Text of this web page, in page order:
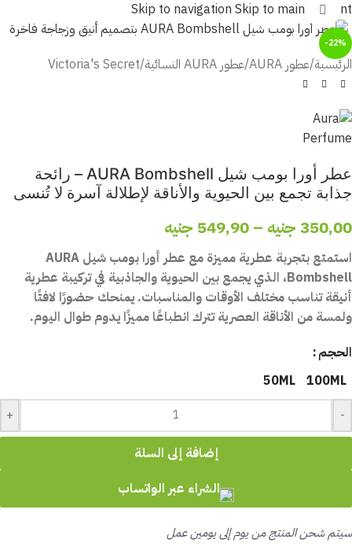
Skip to navigation Skip to main content
-22%
أضغط للتكبير
الرئيسية/عطور AURA /عطور AURA النسائية /
Victoria's Secret
عطر أورا بومب شيل AURA Bombshell – رائحة
جذابة تجمع بين الحيوية والأناقة لإطلالة آسرة لا تُنسى
350,00جنيه –
549,90 جنيه
استمتع بتجربة عطرية مميزة مع عطر أورا بومب شيل AURA
Bombshell، الذي يجمع بين الحيوية والجاذبية في تركيبة عطرية
أنيقة تناسب مختلف الأوقات والمناسبات. يمنحك حضورًا لافتًا
ولمسة من الأناقة العصرية تترك انطباعًا مميزًا يدوم طوال اليوم.
الحجم
100ML
50ML
-
+
إضافة إلى السلة
الشراء عبر الواتساب
سيتم شحن المنتج من يوم إلى يومين عمل